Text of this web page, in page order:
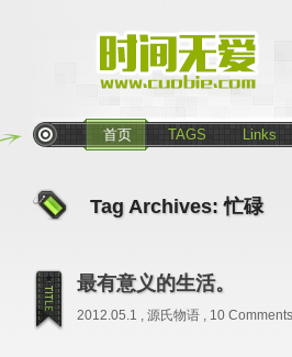
首页 TAGS Links
Tag Archives:忙碌
最有意义的生活。
2012.05.1 , 源氏物语 , 10 Comments